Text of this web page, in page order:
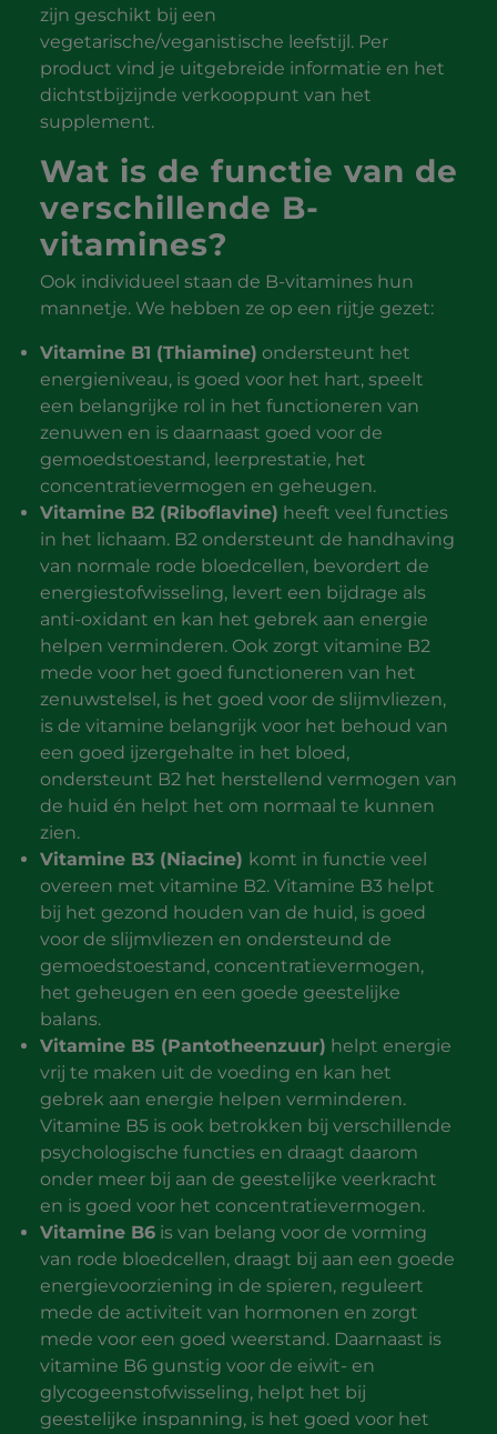
zijn geschikt bij een
vegetarische/veganistische leefstijl. Per
product vind je uitgebreide informatie en het
dichtstbijzijnde verkooppunt van het
supplement.
Wat is de functie van de
verschillende B-
vitamines?
Ook individueel staan de B-vitamines hun
mannetje. We hebben ze op een rijtje gezet:
Vitamine B1 (Thiamine) ondersteunt het
energieniveau, is goed voor het hart, speelt
een belangrijke rol in het functioneren van
zenuwen en is daarnaast goed voor de
gemoedstoestand, leerprestatie, het
concentratievermogen en geheugen.
Vitamine B2 (Riboflavine) heeft veel functies
in het lichaam. B2 ondersteunt de handhaving
van normale rode bloedcellen, bevordert de
energiestofwisseling, levert een bijdrage als
anti-oxidant en kan het gebrek aan energie
helpen verminderen. Ook zorgt vitamine B2
mede voor het goed functioneren van het
zenuwstelsel, is het goed voor de slijmvliezen,
is de vitamine belangrijk voor het behoud van
een goed ijzergehalte in het bloed,
ondersteunt B2 het herstellend vermogen van
de huid én helpt het om normaal te kunnen
zien.
Vitamine B3 (Niacine) komt in functie veel
overeen met vitamine B2. Vitamine B3 helpt
bij het gezond houden van de huid, is goed
voor de slijmvliezen en ondersteund de
gemoedstoestand, concentratievermogen,
het geheugen en een goede geestelijke
balans.
Vitamine B5 (Pantotheenzuur) helpt energie
vrij te maken uit de voeding en kan het
gebrek aan energie helpen verminderen.
Vitamine B5 is ook betrokken bij verschillende
psychologische functies en draagt daarom
onder meer bij aan de geestelijke veerkracht
en is goed voor het concentratievermogen.
Vitamine B6is van belang voor de vorming
van rode bloedcellen, draagt bij aan een goede
energievoorziening in de spieren, reguleert
mede de activiteit van hormonen en zorgt
mede voor een goed weerstand. Daarnaast is
vitamine B6 gunstig voor de eiwit- en
glycogeenstofwisseling, helpt het bij
geestelijke inspanning, is het goed voor het